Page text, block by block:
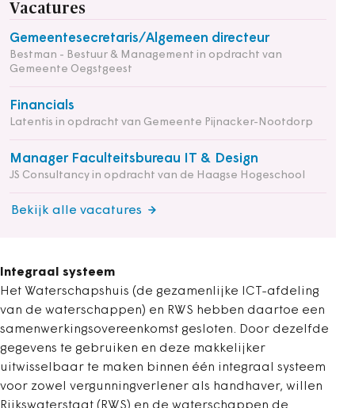
Vacatures
Gemeentesecretaris/Algemeen directeur
Bestman - Bestuur & Management in opdracht van
Gemeente Oegstgeest
Financials
Latentis in opdracht van Gemeente Pijnacker-Nootdorp
Manager Faculteitsbureau IT & Design
JS Consultancy in opdracht van de Haagse Hogeschool
Bekijk alle vacatures
Integraal systeem
Het Waterschapshuis (de gezamenlijke ICT-afdeling
van de waterschappen) en RWS hebben daartoe een
samenwerkingsovereenkomst gesloten. Door dezelfde
gegevens te gebruiken en deze makkelijker
uitwisselbaar te maken binnen één integraal systeem
voor zowel vergunningverlener als handhaver, willen